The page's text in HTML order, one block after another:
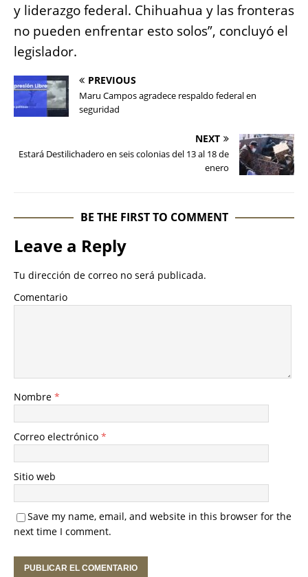
y liderazgo federal. Chihuahua y las fronteras
no pueden enfrentar esto solos”, concluyó el
legislador.
PREVIOUS
Maru Campos agradece respaldo federal en
seguridad
NEXT
Estará Destilichadero en seis colonias del 13 al 18 de
enero
BE THE FIRST TO COMMENT
Leave a Reply
Tu dirección de correo no será publicada.
Comentario
Nombre *
Correo electrónico *
Sitio web
Save my name, email, and website in this browser for the
next time I comment.